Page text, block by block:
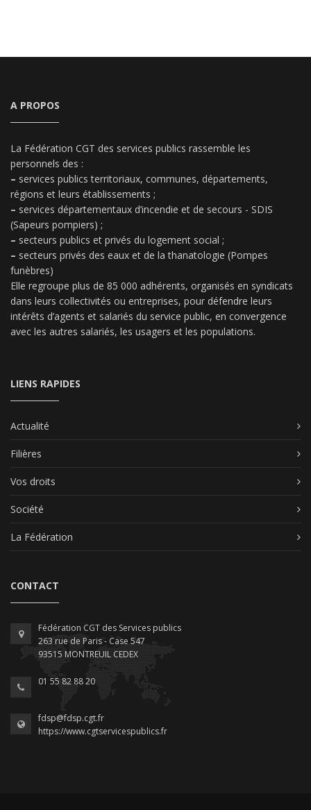
A PROPOS
La Fédération CGT des services publics rassemble les
personnels des :
– services publics territoriaux, communes, départements,
régions et leurs établissements ;
– services départementaux d’incendie et de secours - SDIS
(Sapeurs pompiers) ;
– secteurs publics et privés du logement social ;
– secteurs privés des eaux et de la thanatologie (Pompes
funèbres)
Elle regroupe plus de 85 000 adhérents, organisés en syndicats
dans leurs collectivités ou entreprises, pour défendre leurs
intérêts d’agents et salariés du service public, en convergence
avec les autres salariés, les usagers et les populations.
LIENS RAPIDES
Actualité
Filières
Vos droits
Société
La Fédération
CONTACT
Fédération CGT des Services publics
263 rue de Paris - Case 547
93515 MONTREUIL CEDEX
01 55 82 88 20
fdsp@fdsp.cgt.fr
https://www.cgtservicespublics.fr